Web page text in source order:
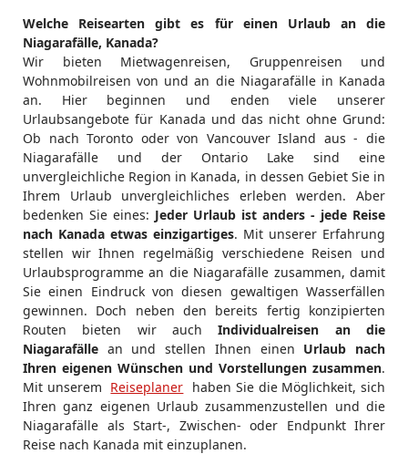
Welche Reisearten gibt es für einen Urlaub an die
Niagarafälle, Kanada?
Wir bieten Mietwagenreisen, Gruppenreisen und
Wohnmobilreisen von und an die Niagarafälle in Kanada
an. Hier beginnen und enden viele unserer
Urlaubsangebote für Kanada und das nicht ohne Grund:
Ob nach Toronto oder von Vancouver Island aus - die
Niagarafälle und der Ontario Lake sind eine
unvergleichliche Region in Kanada, in dessen Gebiet Sie in
Ihrem Urlaub unvergleichliches erleben werden. Aber
bedenken Sie eines: Jeder Urlaub ist anders - jede Reise
nach Kanada etwas einzigartiges. Mit unserer Erfahrung
stellen wir Ihnen regelmäßig verschiedene Reisen und
Urlaubsprogramme an die Niagarafälle zusammen, damit
Sie einen Eindruck von diesen gewaltigen Wasserfällen
gewinnen. Doch neben den bereits fertig konzipierten
Routen bieten wir auchIndividualreisen an die
Niagarafälle an und stellen Ihnen einen Urlaub nach
Ihren eigenen Wünschen und Vorstellungen zusammen.
Mit unserem Reiseplaner haben Sie die Möglichkeit, sich
Ihren ganz eigenen Urlaub zusammenzustellen und die
Niagarafälle als Start-, Zwischen- oder Endpunkt Ihrer
Reise nach Kanada mit einzuplanen.